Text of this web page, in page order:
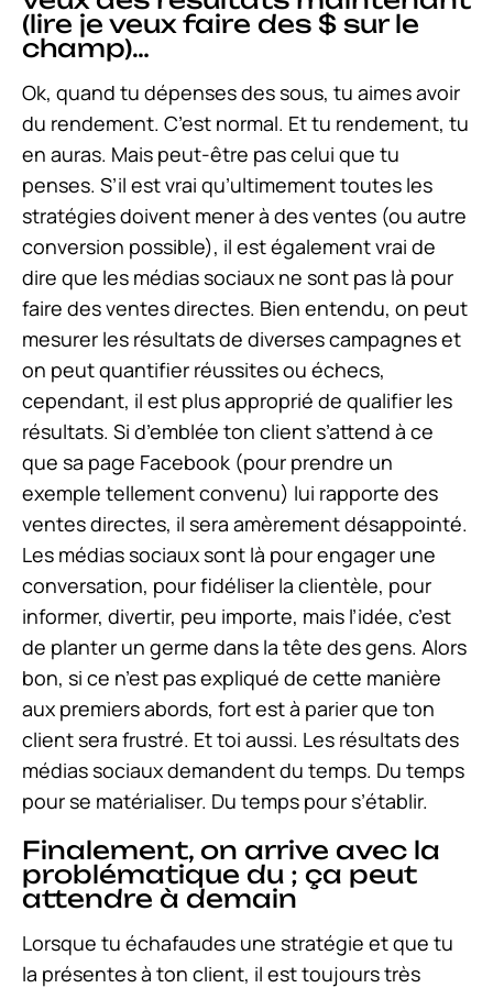
(lire je veux faire des $ sur le
champ)…
Ok, quand tu dépenses des sous, tu aimes avoir
du rendement. C’est normal. Et tu rendement, tu
en auras. Mais peut-être pas celui que tu
penses. S’il est vrai qu’ultimement toutes les
stratégies doivent mener à des ventes (ou autre
conversion possible), il est également vrai de
dire que les médias sociaux ne sont pas là pour
faire des ventes directes. Bien entendu, on peut
mesurer les résultats de diverses campagnes et
on peut quantifier réussites ou échecs,
cependant, il est plus approprié de qualifier les
résultats. Si d’emblée ton client s’attend à ce
que sa page Facebook (pour prendre un
exemple tellement convenu) lui rapporte des
ventes directes, il sera amèrement désappointé.
Les médias sociaux sont là pour engager une
conversation, pour fidéliser la clientèle, pour
informer, divertir, peu importe, mais l’idée, c’est
de planter un germe dans la tête des gens. Alors
bon, si ce n’est pas expliqué de cette manière
aux premiers abords, fort est à parier que ton
client sera frustré. Et toi aussi. Les résultats des
médias sociaux demandent du temps. Du temps
pour se matérialiser. Du temps pour s’établir.
Finalement, on arrive avec la
problématique du ; ça peut
attendre à demain
Lorsque tu échafaudes une stratégie et que tu
la présentes à ton client, il est toujours très